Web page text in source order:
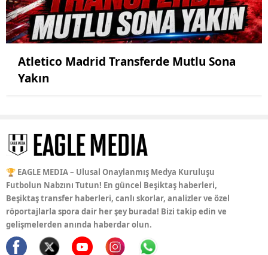
Atletico Madrid Transferde Mutlu Sona
Yakın
🏆 EAGLE MEDIA – Ulusal Onaylanmış Medya Kuruluşu
Futbolun Nabzını Tutun! En güncel Beşiktaş haberleri,
Beşiktaş transfer haberleri, canlı skorlar, analizler ve özel
röportajlarla spora dair her şey burada! Bizi takip edin ve
gelişmelerden anında haberdar olun.